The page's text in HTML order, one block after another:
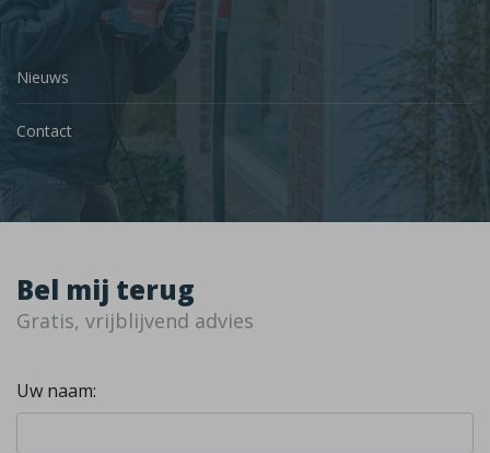
Nieuws
Contact
Bel mij terug
Gratis, vrijblijvend advies
Uw naam: